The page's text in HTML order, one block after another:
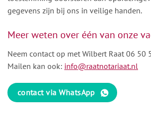
gegevens zijn bij ons in veilige handen.
Meer weten over één van onze
Neem contact op met Wilbert Raat 06 50
Mailen kan ook: info@raatnotariaat.nl
contact via WhatsApp